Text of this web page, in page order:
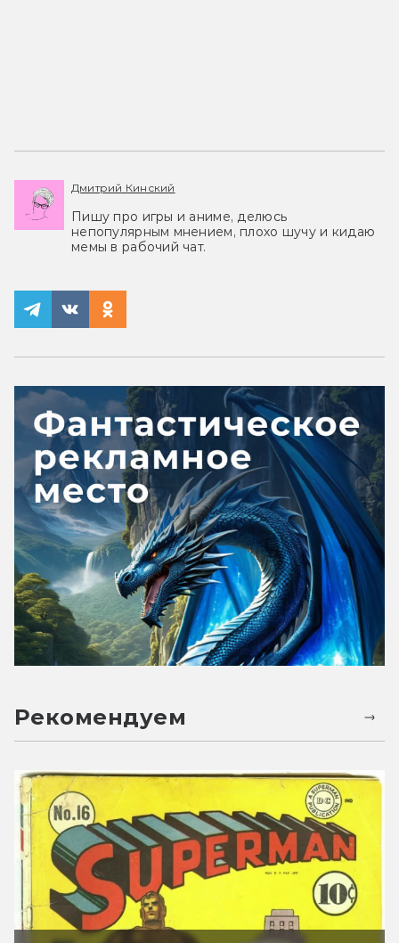
Дмитрий Кинский
Пишу про игры и аниме, делюсь
непопулярным мнением, плохо шучу и кидаю
мемы в рабочий чат.
Рекомендуем